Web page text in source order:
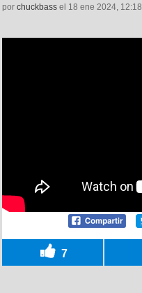
por chuckbass el 18 ene 2024, 12:18
7